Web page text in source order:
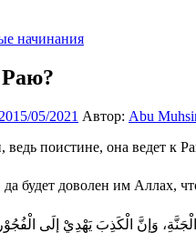
Раю?
15/05/2021 Автор: Abu
поистине, она ведет к
وَإِنَّ الْكَذِبَ يَهْدِيْ إِلَى